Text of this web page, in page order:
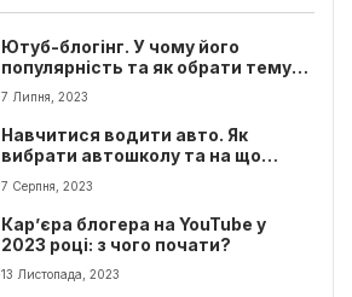
Ютуб-блогінг. У чому його
популярність та як обрати тему
для свого каналу?
7 Липня, 2023
Навчитися водити авто. Як
вибрати автошколу та на що
звернути увагу при її виборі
7 Серпня, 2023
Кар’єра блогера на YouTube у
2023 році: з чого почати?
13 Листопада, 2023